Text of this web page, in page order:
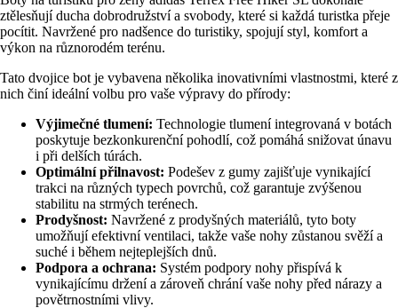
ztělesňují ducha dobrodružství a svobody, které si každá turistka přeje
pocítit. Navržené pro nadšence do turistiky, spojují styl, komfort a
výkon na různorodém terénu.
Tato dvojice bot je vybavena několika inovativními vlastnostmi, které z
nich činí ideální volbu pro vaše výpravy do přírody:
Výjimečné tlumení: Technologie tlumení integrovaná v botách
poskytuje bezkonkurenční pohodlí, což pomáhá snižovat únavu
i při delších túrách.
Optimální přilnavost: Podešev z gumy zajišťuje vynikající
trakci na různých typech povrchů, což garantuje zvýšenou
stabilitu na strmých terénech.
Prodyšnost: Navržené z prodyšných materiálů, tyto boty
umožňují efektivní ventilaci, takže vaše nohy zůstanou svěží a
suché i během nejteplejších dnů.
Podpora a ochrana: Systém podpory nohy přispívá k
vynikajícímu držení a zároveň chrání vaše nohy před nárazy a
povětrnostními vlivy.